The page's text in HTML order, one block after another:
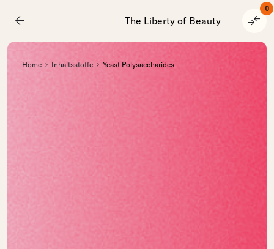
arrow_back The Liberty of Beauty compare_arrows
0
Home Inhaltsstoffe Yeast Polysaccharides